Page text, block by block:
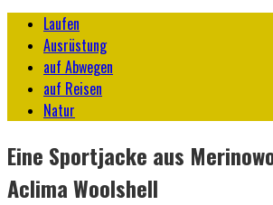
Laufen
Ausrüstung
auf Abwegen
auf Reisen
Natur
Eine Sportjacke aus
Aclima Woolshell